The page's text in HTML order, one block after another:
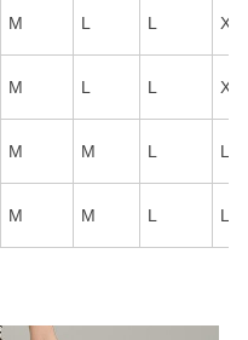
M L L XL
M L L XL
M M L L
M M L L